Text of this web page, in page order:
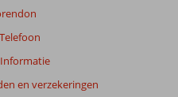
en verzekeringen